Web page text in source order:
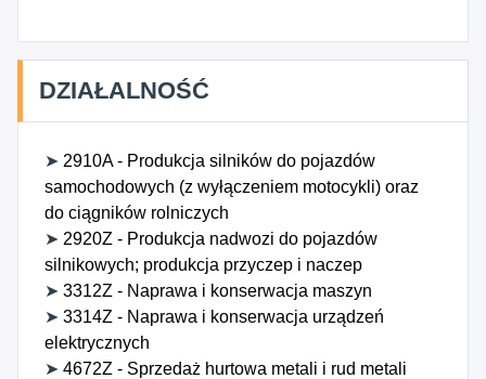
DZIAŁALNOŚĆ
➤ 2910A - Produkcja silników do pojazdów
samochodowych (z wyłączeniem motocykli) oraz
do ciągników rolniczych
➤ 2920Z - Produkcja nadwozi do pojazdów
silnikowych; produkcja przyczep i naczep
➤ 3312Z - Naprawa i konserwacja maszyn
➤ 3314Z - Naprawa i konserwacja urządzeń
elektrycznych
➤ 4672Z - Sprzedaż hurtowa metali i rud metali